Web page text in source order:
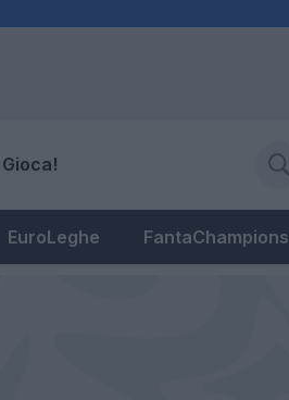
Gioca!
EuroLeghe FantaChampions